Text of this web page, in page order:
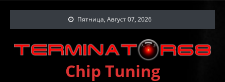
Пятница, Август 07, 2026
Chip Tuning